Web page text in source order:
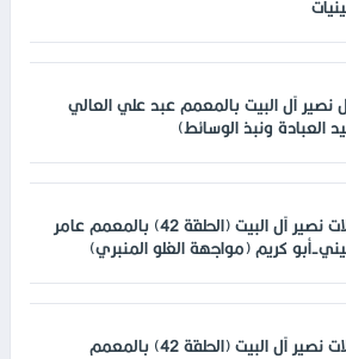
نصير آل البيت بالمعمم عبد علي العالي
العبادة ونبذ الوسائط)
اتصالات نصير آل البيت (الحلقة 42) بالمعمم عامر
أبو كريم (مواجهة الغلو المنبري)
اتصالات نصير آل البيت (الحلقة 42) بالمعمم